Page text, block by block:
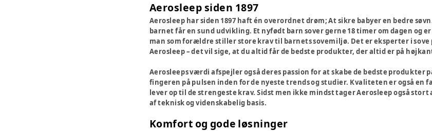
Aerosleep siden 1897
Aerosleep har siden 1897 haft én overordnet drøm; At sikre babyer en bedre
barnet får en sund udvikling. Et nyfødt barn sover gerne 18 timer om dagen
man som forældre stiller store krav til barnets sovemiljø. Det er eksperter i
Aerosleep – det vil sige, at du altid får de bedste produkter, der altid er på
Aerosleeps værdi afspejler også deres passion for at skabe de bedste
fingeren på pulsen inden for de nyeste trends og studier. Kvaliteten er også en
lever op til de strengeste krav. Sidst men ikke mindst tager Aerosleep også
af teknisk og videnskabelig basis.
Komfort og gode løsninger